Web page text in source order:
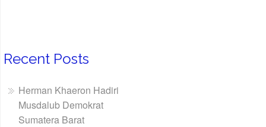
Recent Posts
Herman Khaeron Hadiri
Musdalub Demokrat
Sumatera Barat